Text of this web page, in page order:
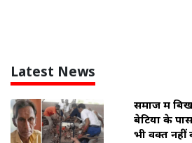
Latest News
समाज में
बेटियों के
भी वक्त नहीं